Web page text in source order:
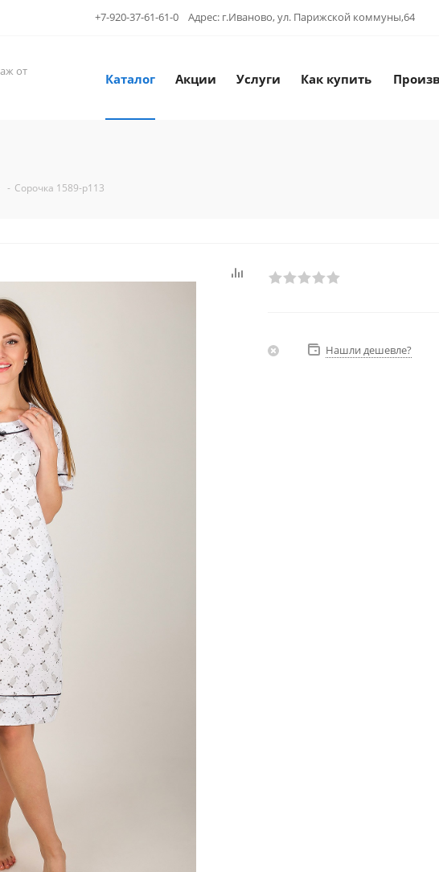
+7-920-37-61-61-0 Адрес: г.Иваново, ул. Парижской коммуны,64
от
Каталог Акции Услуги Как купить
- Сорочка 1589-р113
Нашли дешевле?